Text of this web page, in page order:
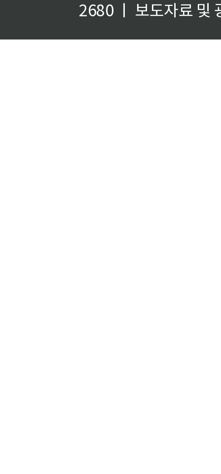
2680 ㅣ 보도자료